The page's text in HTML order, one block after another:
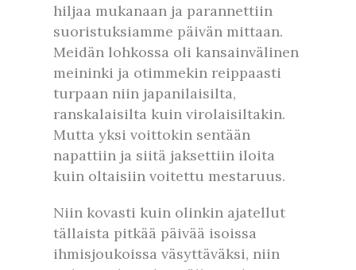
hiljaa mukanaan ja parannettiin
suoristuksiamme päivän mittaan.
Meidän lohkossa oli kansainvälinen
meininki ja otimmekin reippaasti
turpaan niin japanilaisilta,
ranskalaisilta kuin virolaisiltakin.
Mutta yksi voittokin sentään
napattiin ja siitä jaksettiin iloita
kuin oltaisiin voitettu mestaruus.
Niin kovasti kuin olinkin ajatellut
tällaista pitkää päivää isoissa
ihmisjoukoissa väsyttäväksi, niin